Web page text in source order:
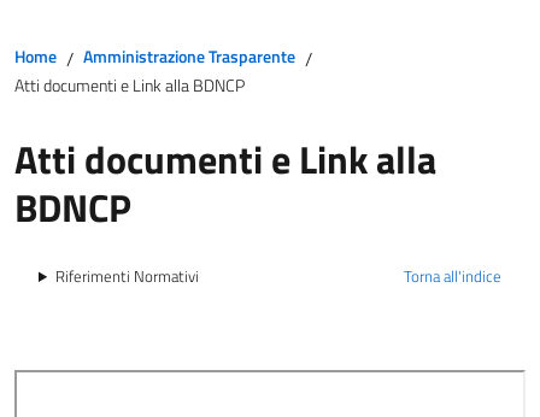
Home / Amministrazione Trasparente /
Atti documenti e Link alla BDNCP
Atti documenti e Link alla
BDNCP
Torna all'indice
Riferimenti Normativi